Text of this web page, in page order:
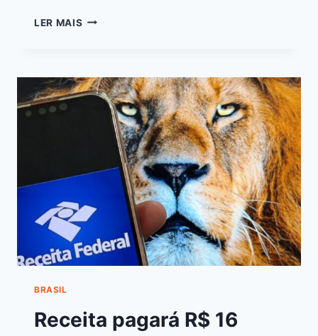
LER MAIS
BRASIL
Receita pagará R$ 16